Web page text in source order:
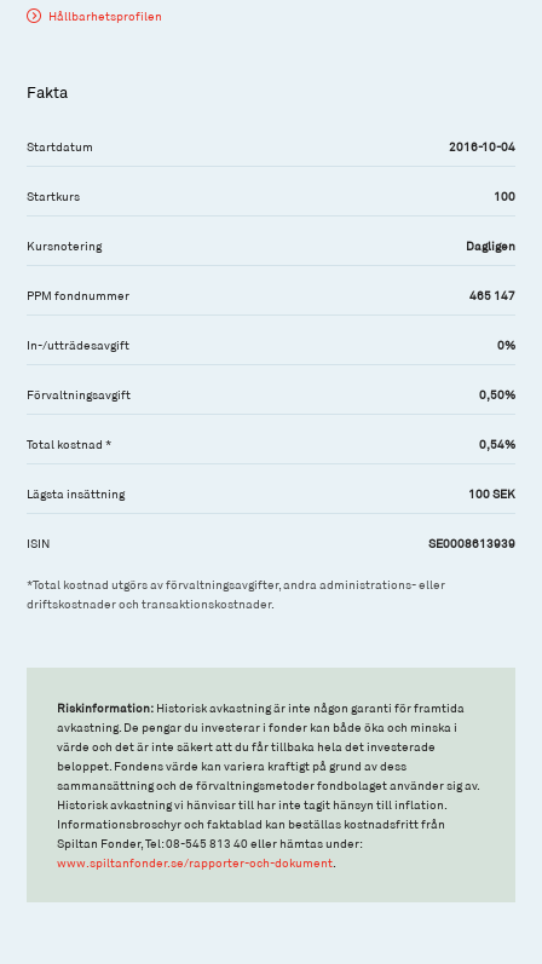
Hållbarhetsprofilen
Fakta
Startdatum 2016-10-04
Startkurs 100
Kursnotering Dagligen
PPM fondnummer 465 147
In-/utträdesavgift 0%
Förvaltningsavgift 0,50%
Total kostnad * 0,54%
Lägsta insättning 100 SEK
ISIN SE0008613939
*Total kostnad utgörs av förvaltningsavgifter, andra administrations- eller
driftskostnader och transaktionskostnader.
Riskinformation: Historisk avkastning är inte någon garanti för framtida
avkastning. De pengar du investerar i fonder kan både öka och minska i
värde och det är inte säkert att du får tillbaka hela det investerade
beloppet. Fondens värde kan variera kraftigt på grund av dess
sammansättning och de förvaltningsmetoder fondbolaget använder sig av.
Historisk avkastning vi hänvisar till har inte tagit hänsyn till inflation.
Informationsbroschyr och faktablad kan beställas kostnadsfritt från
Spiltan Fonder, Tel: 08-545 813 40 eller hämtas under:
www.spiltanfonder.se/rapporter-och-dokument.